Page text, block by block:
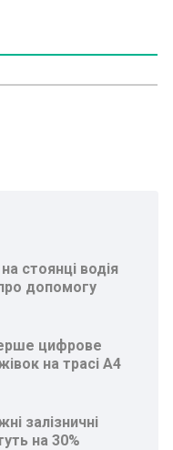
стоянці водія
допомогу
цифрове
на трасі A4
залізничні
на 30%